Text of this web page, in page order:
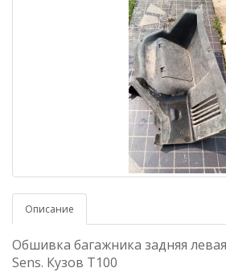
Описание
Обшивка багажника задняя
Sens. Кузов Т100